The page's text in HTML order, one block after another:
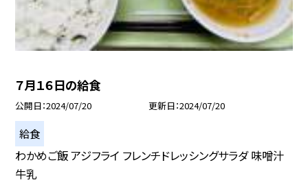
７月１６日の給食
公開日 2024/07/20 更新日 2024/07/20
給食
わかめご飯 アジフライ フレンチドレッシングサラダ 味噌汁
牛乳